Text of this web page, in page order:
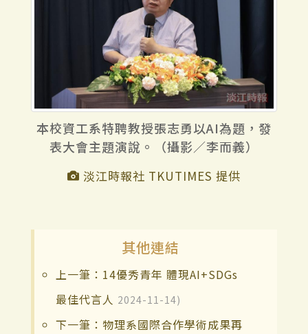
本校資工系特聘教授張志勇以AI為題，發
表大會主題演說。（攝影／李而義）
淡江時報社 TKUTIMES 提供
其他連結
上一筆：14優秀青年 體現AI+SDGs
最佳代言人 2024-11-14)
下一筆：物理系國際合作學術成果再